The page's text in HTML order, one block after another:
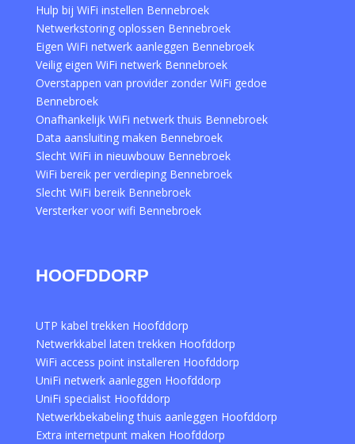
Hulp bij WiFi instellen Bennebroek
Netwerkstoring oplossen Bennebroek
Eigen WiFi netwerk aanleggen Bennebroek
Veilig eigen WiFi netwerk Bennebroek
Overstappen van provider zonder WiFi gedoe
Bennebroek
Onafhankelijk WiFi netwerk thuis Bennebroek
Data aansluiting maken Bennebroek
Slecht WiFi in nieuwbouw Bennebroek
WiFi bereik per verdieping Bennebroek
Slecht WiFi bereik Bennebroek
Versterker voor wifi Bennebroek
HOOFDDORP
UTP kabel trekken Hoofddorp
Netwerkkabel laten trekken Hoofddorp
WiFi access point installeren Hoofddorp
UniFi netwerk aanleggen Hoofddorp
UniFi specialist Hoofddorp
Netwerkbekabeling thuis aanleggen Hoofddorp
Extra internetpunt maken Hoofddorp